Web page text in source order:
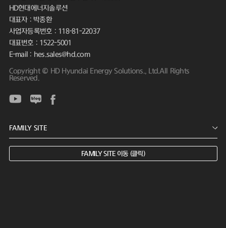
HD현대에너지솔루션
대표자 : 박종환
사업자등록번호 : 118-81-22037
대표번호 : 1522-5001
E-mail : hes.sales@hd.com
Copyright © HD Hyundai Energy Solutions., Ltd.All Rights
Reserved.
FAMILY SITE 이동 (클릭)